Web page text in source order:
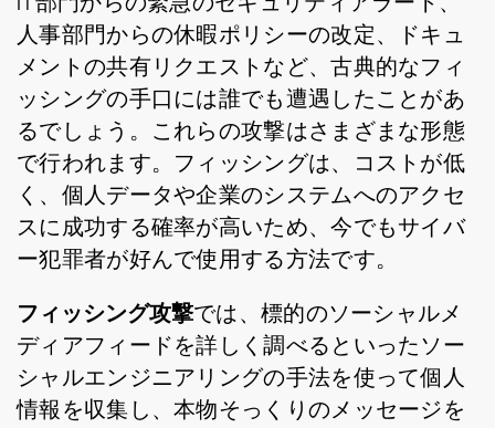
人事部門からの休暇ポリシーの改定、ドキュ
メントの共有リクエストなど、古典的なフィ
ッシングの手口には誰でも遭遇したことがあ
るでしょう。これらの攻撃はさまざまな形態
で行われます。フィッシングは、コストが低
く、個人データや企業のシステムへのアクセ
スに成功する確率が高いため、今でもサイバ
ー犯罪者が好んで使用する方法です。
フィッシング攻撃では、標的のソーシャルメ
ディアフィードを詳しく調べるといったソー
シャルエンジニアリングの手法を使って個人
情報を収集し、本物そっくりのメッセージを